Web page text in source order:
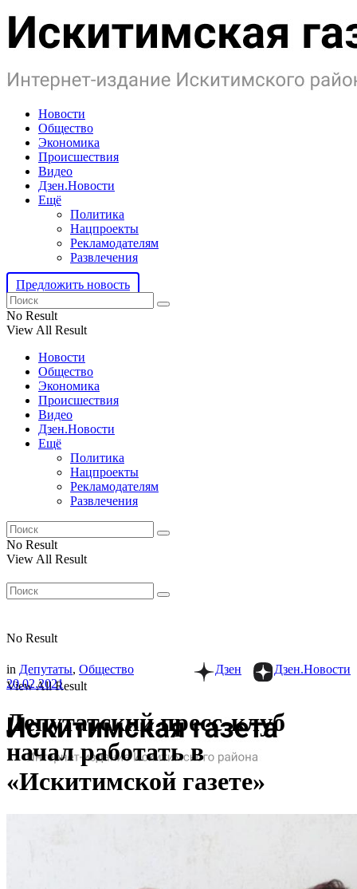
Новости
Общество
Экономика
Происшествия
Видео
Дзен.Новости
Ещё
Политика
Нацпроекты
Рекламодателям
Развлечения
Предложить новость
No Result
View All Result
Новости
Общество
Экономика
Происшествия
Видео
Дзен.Новости
Ещё
Политика
Нацпроекты
Рекламодателям
Развлечения
No Result
View All Result
No Result
View All Result
Дзен.Новости
Дзен
in Депутаты, Общество
20.02.2021
Депутатский пресс-клуб
начал работать в
«Искитимской газете»